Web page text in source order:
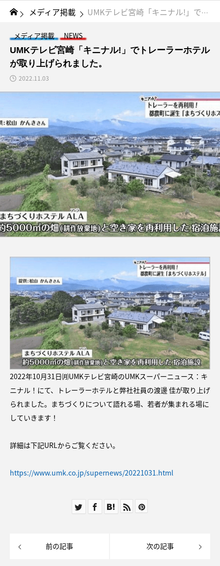
メディア掲載 UMKテレビ宮崎「キニナル!」でトレーラーホテルが取り上げられました。
メディア掲載
NEWS
UMKテレビ宮崎「キニナル!」でトレーラーホテル
が取り上げられました。
2022.11.03
2022年10月31日㈪UMKテレビ宮崎のUMKスーパーニュース：キ
ニナル！にて、トレーラーホテルと弊社社員の渡邊 佳が取り上げ
られました。まちづくりについて語れる場、若者が集まれる場に
していきます！
詳細は下記URLからご覧ください。
https://www.umk.co.jp/supernews/20221031.html
前の記事 次の記事